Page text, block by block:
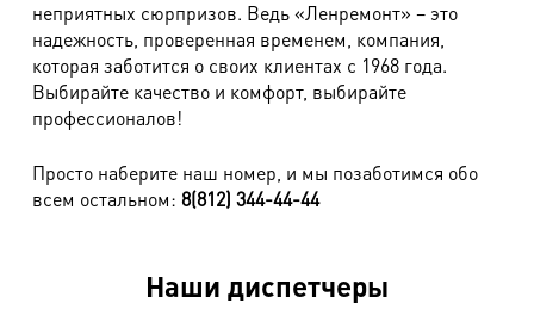
Жилет, шорты (кожа, замша)
1580 руб.
Джемпер (кожа, замша)
2040 руб.
Юбка до 40 см (кожа, замша)
Юбка до 40 см (кожа, замша)
2000 руб.
Сарафан (кожа, замша)
Брюки, бриджи (кожа, замша)
неприятных сюрпризов. Ведь «Ленремонт» – это
надежность, проверенная временем, компания,
которая заботится о своих клиентах с 1968 года.
Выбирайте качество и комфорт, выбирайте
профессионалов!
Просто наберите наш номер, и мы позаботимся обо
всем остальном: 8(812) 344-44-44
Наши диспетчеры